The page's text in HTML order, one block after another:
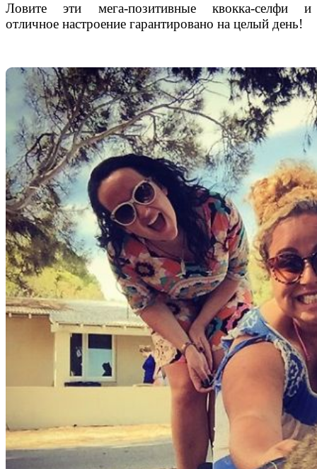
Ловите эти мега-позитивные квокка-селфи и
отличное настроение гарантировано на целый день!